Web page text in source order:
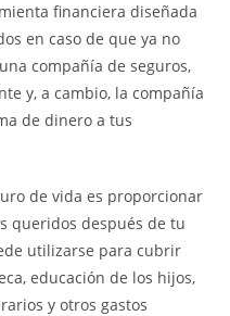
financiera diseñada
en caso de que ya no
compañía de seguros,
y, a cambio, la compañía
de dinero a tus
de vida es proporcionar
queridos después de tu
utilizarse para cubrir
educación de los hijos,
y otros gastos